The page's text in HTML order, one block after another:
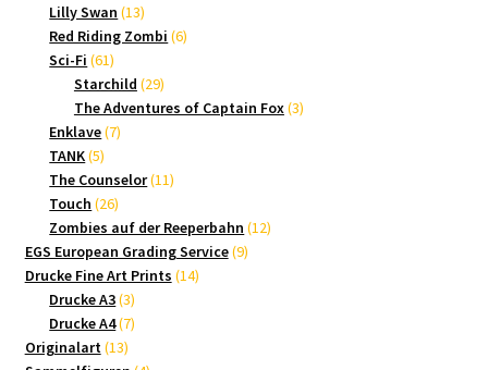
Lilly Swan 1313
Produkte
Red Riding Zombi 66
Sci-Fi 6161
Produkte
Starchild 2929
Produkte
The Adventures of Captain Fox 33
Enklave 77
TANK 55
Produkte
The Counselor 1111
Touch 2626
Produkte
Zombies auf der Reeperbahn 1212
EGS European Grading Service 99
Drucke Fine Art Prints 1414
Drucke A3 33
Produkte
Drucke A4 77
Originalart 1313